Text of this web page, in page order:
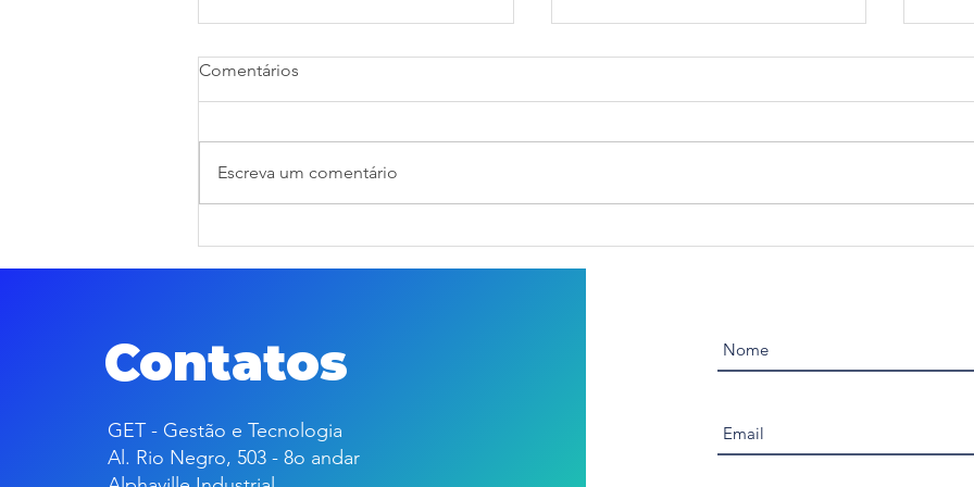
Comentários
Escreva um comentário
Contatos
GET - Gestão e Tecnologia
Al. Rio Negro, 503 - 8o andar